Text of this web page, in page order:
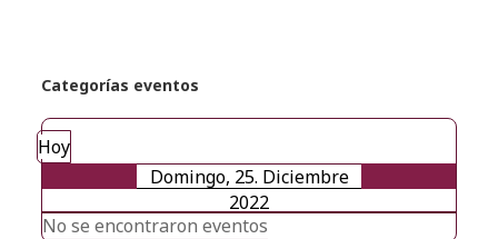
Categorías eventos
Hoy
Domingo, 25. Diciembre
2022
No se encontraron eventos